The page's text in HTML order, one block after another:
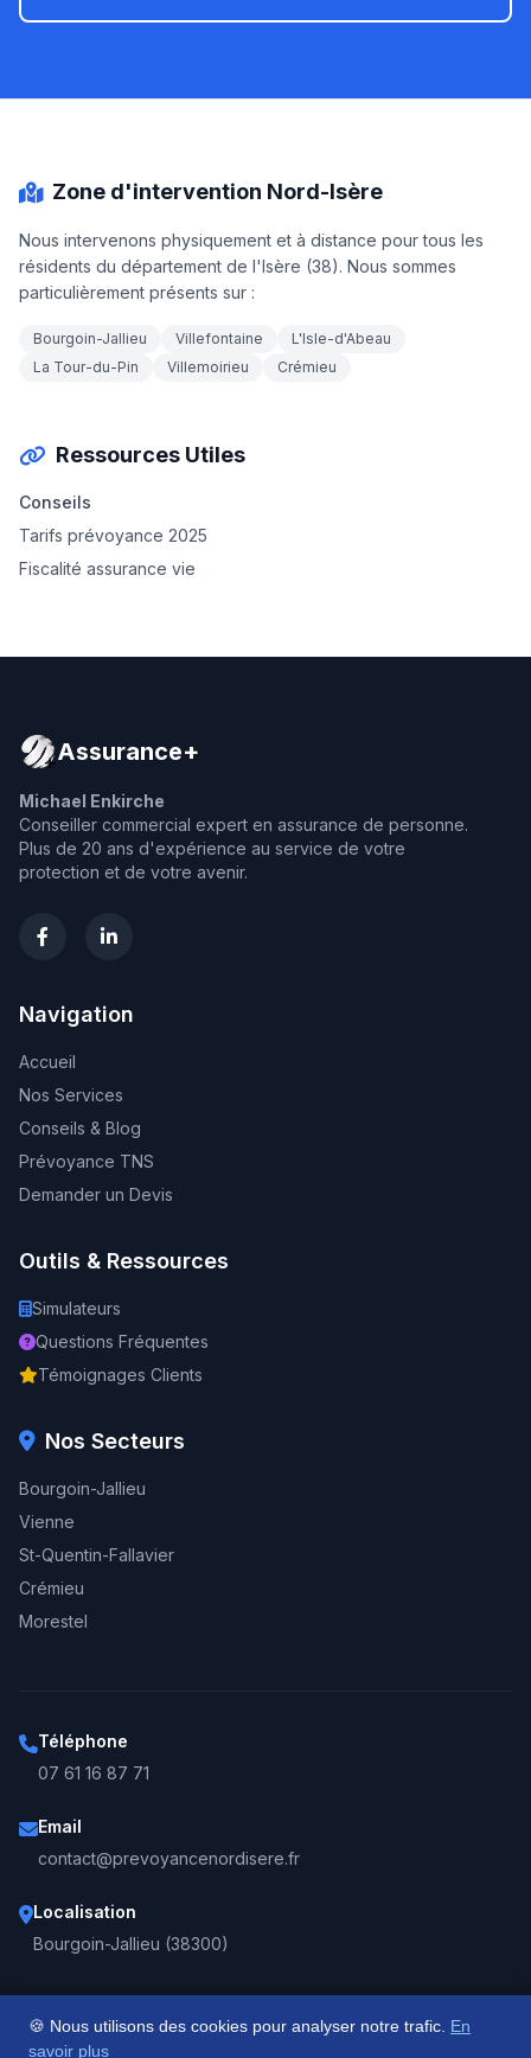
Zone d'intervention Nord-Isère
Nous intervenons physiquement et à distance pour tous les
résidents du département de l'Isère (38). Nous sommes
particulièrement présents sur :
Bourgoin-Jallieu Villefontaine
L'Isle-d'Abeau
La Tour-du-Pin
Villemoirieu Crémieu
Ressources Utiles
Conseils
Tarifs prévoyance 2025
Fiscalité assurance vie
Assurance+
Michael Enkirche
Conseiller commercial expert en assurance de personne.
Plus de 20 ans d'expérience au service de votre
protection et de votre avenir.
Navigation
Accueil
Nos Services
Conseils & Blog
Prévoyance TNS
Demander un Devis
Outils & Ressources
Simulateurs
Questions Fréquentes
Témoignages Clients
Nos Secteurs
Bourgoin-Jallieu
Vienne
St-Quentin-Fallavier
Crémieu
Morestel
Téléphone
07 61 16 87 71
Email
contact@prevoyancenordisere.fr
Localisation
Bourgoin-Jallieu (38300)
🍪 Nous utilisons des cookies pour analyser notre trafic. En
savoir plus